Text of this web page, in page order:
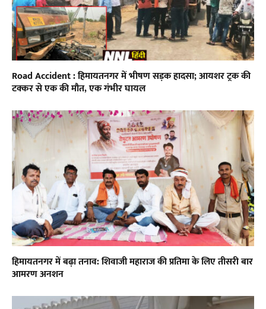
Road Accident : हिमायतनगर में भीषण सड़क हादसा; आयशर ट्रक की
टक्कर से एक की मौत, एक गंभीर घायल
हिमायतनगर में बढ़ा तनाव: शिवाजी महाराज की प्रतिमा के लिए तीसरी बार
आमरण अनशन